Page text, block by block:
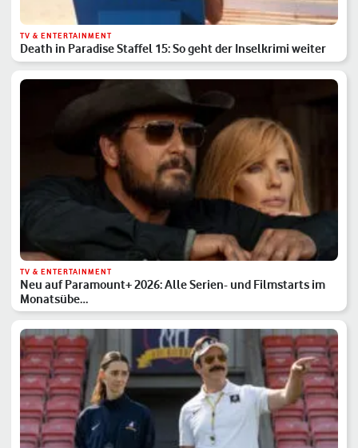
TV & ENTERTAINMENT
Death in Paradise Staffel 15: So geht der Inselkrimi weiter
TV & ENTERTAINMENT
Neu auf Paramount+ 2026: Alle Serien- und Filmstarts im
Monatsübe…